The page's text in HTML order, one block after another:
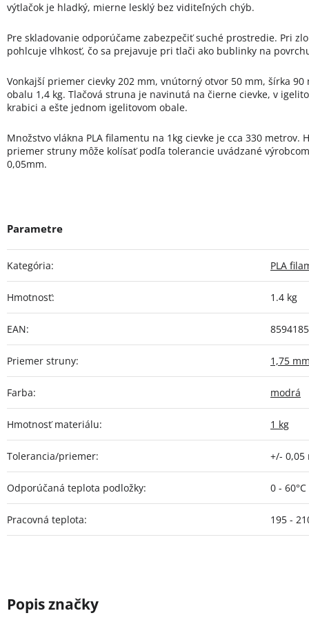
výtlačok je hladký, mierne lesklý bez viditeľných chýb.
Pre skladovanie odporúčame zabezpečiť suché prostredie. Pri
pohlcuje vlhkosť, čo sa prejavuje pri tlači ako bublinky na
Vonkajší priemer cievky 202 mm, vnútorný otvor 50 mm, šírka
obalu 1,4 kg. Tlačová struna je navinutá na čierne cievke, v
krabici a ešte jednom igelitovom obale.
Množstvo vlákna PLA filamentu na 1kg cievke je cca 330
priemer struny môže kolísať podľa tolerancie uvádzané
0,05mm.
Kategória: PLA
Hmotnosť: 1.4 kg
EAN:
Priemer struny: 1,75
Farba: modrá
Hmotnosť materiálu: 1 kg
Tolerancia/priemer: +/- 0,05
Odporúčaná teplota podložky: 0 - 60°C
Pracovná teplota: 195 -